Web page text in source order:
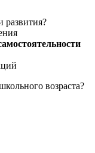
развития?
возраста?